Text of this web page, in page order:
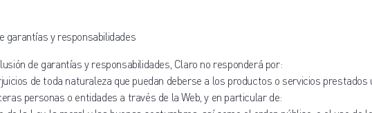
garantías y responsabilidades
de garantías y responsabilidades, Claro no responderá por:
de toda naturaleza que puedan deberse a los productos o servicios prestados
personas o entidades a través de la Web, y en particular de: